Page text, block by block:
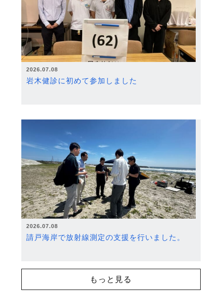
2026.07.08
岩木健診に初めて参加しました
2026.07.08
請戸海岸で放射線測定の支援を行いました。
もっと見る